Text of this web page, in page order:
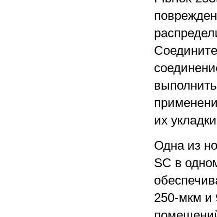
их
Одна из
SC в
250-мкм и